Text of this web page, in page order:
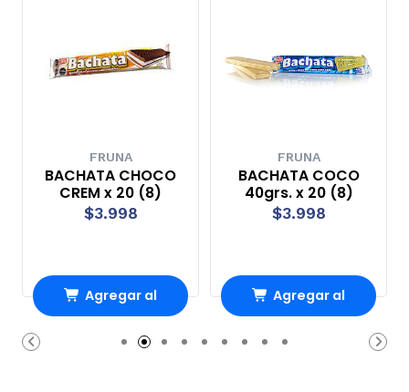
FRUNA
BACHATA CHOCO
CREM x 20 (8)
$3.998
Agregar al
Carro
FRUNA
BACHATA COCO
40grs. x 20 (8)
$3.998
Agregar al
Carro